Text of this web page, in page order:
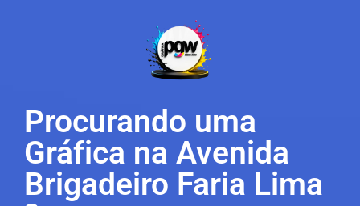
Procurando uma
Gráfica na Avenida
Brigadeiro Faria Lima